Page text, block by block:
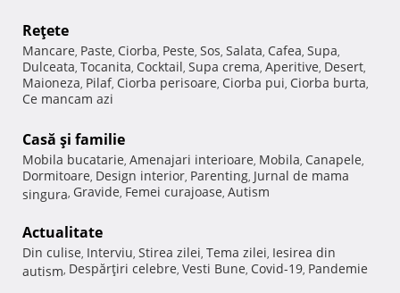
Reţete
Mancare, Paste, Ciorba, Peste, Sos, Salata, Cafea, Supa,
Dulceata, Tocanita, Cocktail, Supa crema, Aperitive, Desert,
Maioneza, Pilaf, Ciorba perisoare, Ciorba pui, Ciorba burta,
Ce mancam azi
Casă şi familie
Mobila bucatarie, Amenajari interioare, Mobila, Canapele,
Dormitoare, Design interior, Parenting, Jurnal de mama
singura, Gravide, Femei curajoase, Autism
Actualitate
Din culise, Interviu, Stirea zilei, Tema zilei, Iesirea din
autism, Despărţiri celebre, Vesti Bune, Covid-19, Pandemie